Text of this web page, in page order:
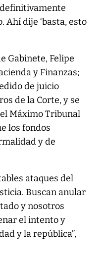
Ahí dije ‘basta, esto
Gabinete, Felipe
y Finanzas;
de juicio
de la Corte, y se
Máximo Tribunal
los fondos
y de
ataques del
Buscan anular
y nosotros
el intento y
y la república”,